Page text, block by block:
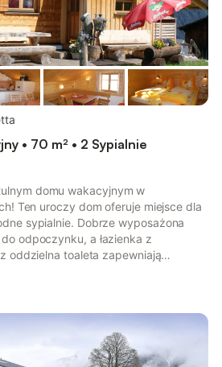
• 70 m² • 2 Sypialnie
domu wakacyjnym w
Ten uroczy dom oferuje miejsce dla
sypialnie. Dobrze wyposażona
odpoczynku, a łazienka z
oddzielna toaleta zapewniają
pięknej przyrody. Z tego
rowerowych - idealnych na
znajduje się również mały
i relaksującą atmosferę. N...